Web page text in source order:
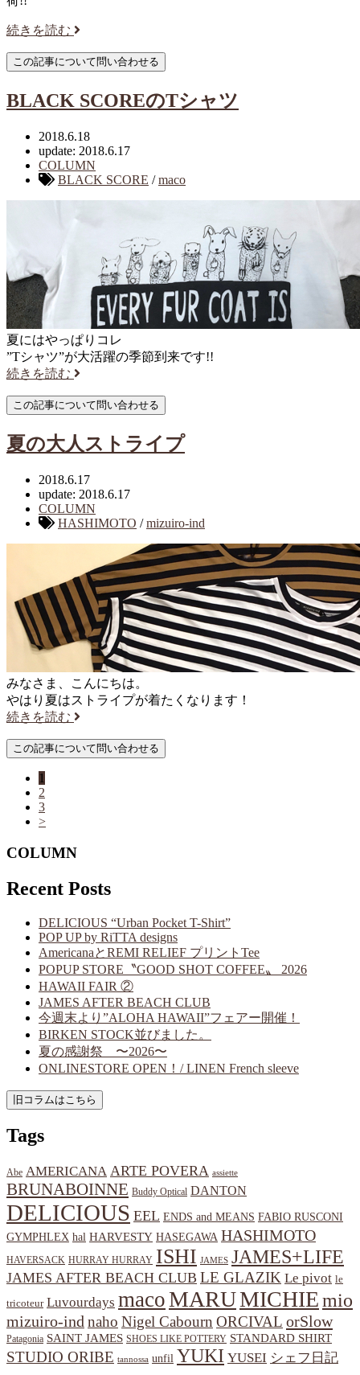
続きを読む
BLACK SCOREのTシャツ
2018.6.18
update: 2018.6.17
COLUMN
BLACK SCORE /maco
夏にはやっぱりコレ
”Tシャツ”が大活躍の季節到来です!!
続きを読む
夏の大人ストライプ
2018.6.17
update: 2018.6.17
COLUMN
HASHIMOTO /mizuiro-ind
みなさま、こんにちは。
やはり夏はストライプが着たくなります！
続きを読む
1
2
3
>
COLUMN
Recent Posts
DELICIOUS “Urban Pocket T-Shirt”
POP UP by RiTTA designs
AmericanaとREMI RELIEF プリントTee
POPUP STORE〝GOOD SHOT COFFEE〟 2026
HAWAII FAIR ②
JAMES AFTER BEACH CLUB
今週末より”ALOHA HAWAII”フェアー開催！
BIRKEN STOCK並びました。
夏の感謝祭 〜2026〜
ONLINESTORE OPEN！/ LINEN French sleeve
Tags
Abe AMERICANA ARTE POVERA assiette
BRUNABOINNE Buddy Optical DANTON
DELICIOUS EEL ENDS and MEANS FABIO RUSCONI
GYMPHLEX hal HARVESTY HASEGAWA HASHIMOTO
HAVERSACK HURRAY HURRAY ISHI JAMES JAMES+LIFE
JAMES AFTER BEACH CLUB LE GLAZIK Le pivot le
tricoteur Luvourdays macoMARUMICHIEmio
mizuiro-indnaho Nigel Cabourn ORCIVAL orSlow
Patagonia SAINT JAMES SHOES LIKE POTTERY STANDARD SHIRT
STUDIO ORIBE tannossa unfil YUKI YUSEI シェフ日記